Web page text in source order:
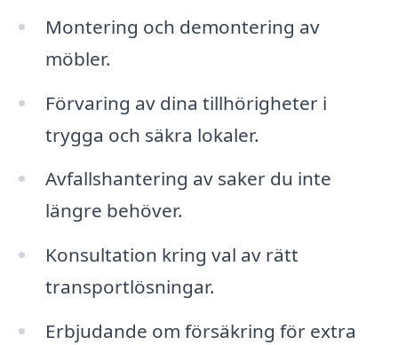
Montering och demontering av
möbler.
Förvaring av dina tillhörigheter i
trygga och säkra lokaler.
Avfallshantering av saker du inte
längre behöver.
Konsultation kring val av rätt
transportlösningar.
Erbjudande om försäkring för extra